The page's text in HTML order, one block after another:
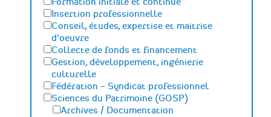
Formation initiale et continue
Insertion professionnelle
Conseil, études, expertise et maitrise
d'oeuvre
Collecte de fonds et financement
Gestion, développement, ingénierie
culturelle
Fédération – Syndicat professionnel
Sciences du Patrimoine (GOSP)
Archives / Documentation